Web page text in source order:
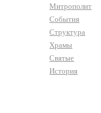
Митрополит
События
Структура
Храмы
Святые
История